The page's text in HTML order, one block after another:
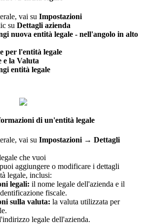
, vai su Impostazioni
su Dettagli azienda
nuova entità legale - nell'angolo in alto
per l'entità legale
e la Valuta
entità legale
di un'entità legale
, vai su Impostazioni → Dettagli
che vuoi
puoi aggiungere o modificare i dettagli
à legale, inclusi:
legali: il nome legale dell'azienda e il
fiscale.
sulla valuta: la valuta utilizzata per
.
'indirizzo legale dell'azienda.